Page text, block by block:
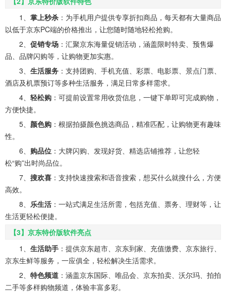
1、 掌上秒杀 ：为手机用户提供专享折扣商品，每天都有大量商品
以低于京东PC端的价格推出，让您随时随地轻松抢购。
2、 促销专场 ：汇聚京东海量促销活动，涵盖限时特卖、预售爆
品、品牌闪购等，让购物更加实惠。
3、 生活服务 ：支持团购、手机充值、彩票、电影票、景点门票、
酒店及机票预订等多种生活服务，满足日常多样需求。
4、 轻松购 ：可提前设置常用收货信息，一键下单即可完成购物，
方便快捷。
5、 颜色购 ：根据拍摄颜色挑选商品，精准匹配，让购物更有趣味
性。
6、 购品位 ：大牌闪购、发现好货、精选店铺推荐，让您轻
松“购”出时尚品位。
7、 搜欢喜 ：支持快速搜索和语音搜索，想买什么就搜什么，方便
高效。
8、 乐生活 ：一站式满足生活所需，包括充值、票务、理财等，让
生活更轻松便捷。
【3】京东特价版软件亮点
1、 生活助手 ：提供京东超市、京东到家、充值缴费、京东旅行、
京东生鲜等服务，一应俱全，轻松解决生活需求。
2、 特色频道 ：涵盖京东国际、唯品会、京东拍卖、沃尔玛、拍拍
二手等多样购物频道，体验丰富多彩。